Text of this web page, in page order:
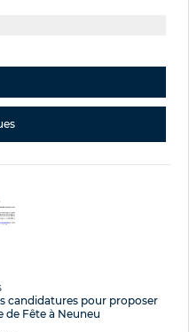
candidatures pour proposer
de Fête à Neuneu